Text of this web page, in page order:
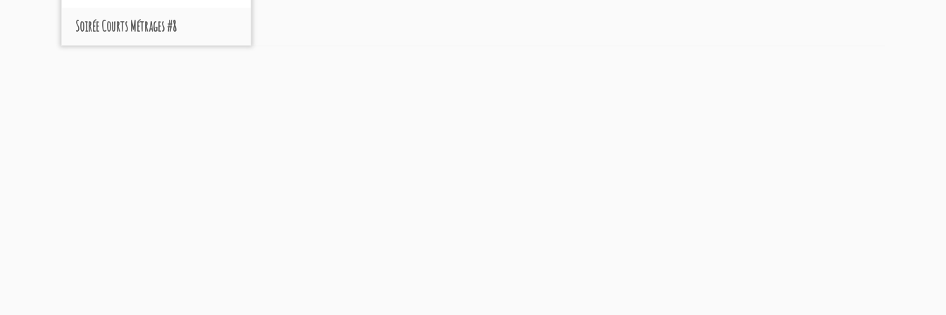
Soirée Courts Métrages #8